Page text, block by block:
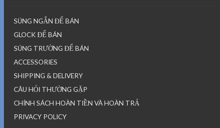
SÚNG NGẮN ĐỂ BÁN
GLOCK ĐỂ BÁN
SÚNG TRƯỜNG ĐỂ BÁN
ACCESSORIES
SHIPPING & DELIVERY
CÂU HỎI THƯỜNG GẶP
CHÍNH SÁCH HOÀN TIỀN VÀ HOÀN TRẢ
PRIVACY POLICY